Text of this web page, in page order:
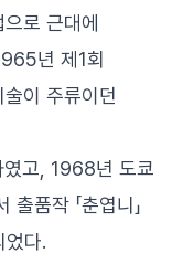
로 근대에
년 제1회
이 주류이던
였고, 1968년 도쿄
품작 「춘엽니」
었다.